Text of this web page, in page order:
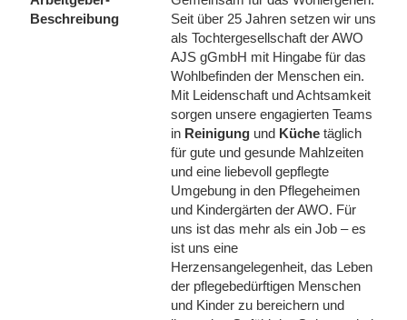
Beschreibung
Seit über 25 Jahren setzen wir uns
als Tochtergesellschaft der AWO
AJS gGmbH mit Hingabe für das
Wohlbefinden der Menschen ein.
Mit Leidenschaft und Achtsamkeit
sorgen unsere engagierten Teams
in Reinigung und Küche täglich
für gute und gesunde Mahlzeiten
und eine liebevoll gepflegte
Umgebung in den Pflegeheimen
und Kindergärten der AWO. Für
uns ist das mehr als ein Job – es
ist uns eine
Herzensangelegenheit, das Leben
der pflegebedürftigen Menschen
und Kinder zu bereichern und